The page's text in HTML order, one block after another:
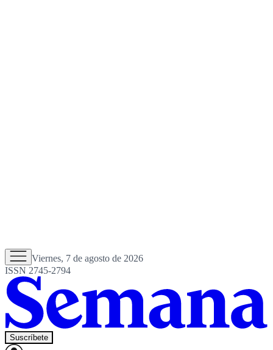
Viernes, 7 de agosto de 2026
ISSN 2745-2794
Suscríbete